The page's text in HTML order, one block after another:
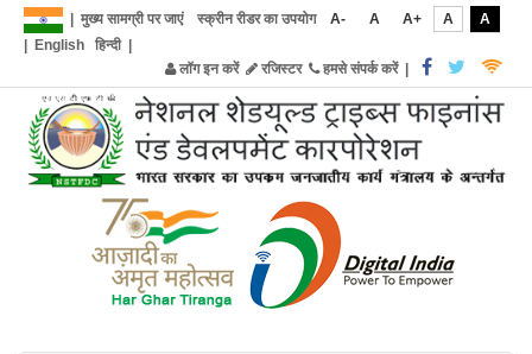
मुख्य सामग्री पर जाएं स्क्रीन रीडर का उपयोग A- A A+ A
A
English हिन्दी|
लॉग इन करें
रजिस्टर हमसे संपर्क करें|